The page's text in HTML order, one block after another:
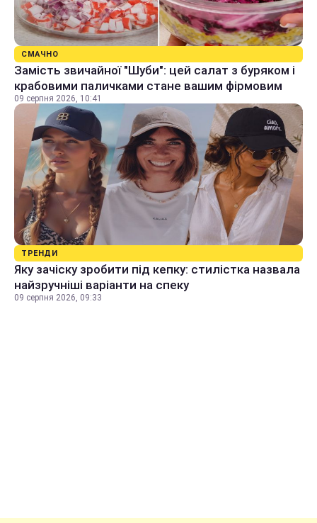
СМАЧНО
Замість звичайної "Шуби": цей салат з буряком і
крабовими паличками стане вашим фірмовим
09 серпня 2026, 10:41
ТРЕНДИ
Яку зачіску зробити під кепку: стилістка назвала
найзручніші варіанти на спеку
09 серпня 2026, 09:33